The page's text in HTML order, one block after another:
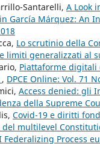
Santarelli, A Look
García Márquez: An
Lo scrutinio della
limiti generalizzati al
Piattaforme digitali
, DPCE Online: Vol. 71
Access denied: gli
della Supreme
Covid-19 e diritti
del multilevel
Federalizing Process